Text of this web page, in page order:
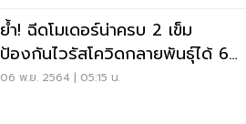
ย้ำ! ฉีดโมเดอร์น่าครบ 2 เข็ม
ป้องกันไวรัสโควิดกลายพันธุ์ได้ 6
เดือน
06 พ.ย. 2564 | 05:15 น.